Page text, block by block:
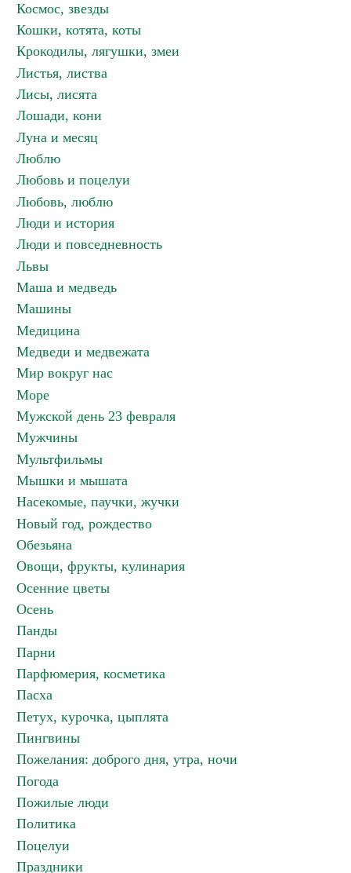
Космос, звезды
Кошки, котята, коты
Крокодилы, лягушки, змеи
Листья, листва
Лисы, лисята
Лошади, кони
Луна и месяц
Люблю
Любовь и поцелуи
Любовь, люблю
Люди и история
Люди и повседневность
Львы
Маша и медведь
Машины
Медицина
Медведи и медвежата
Мир вокруг нас
Море
Мужской день 23 февраля
Мужчины
Мультфильмы
Мышки и мышата
Насекомые, паучки, жучки
Новый год, рождество
Обезьяна
Овощи, фрукты, кулинария
Осенние цветы
Осень
Панды
Парни
Парфюмерия, косметика
Пасха
Петух, курочка, цыплята
Пингвины
Пожелания: доброго дня, утра, ночи
Погода
Пожилые люди
Политика
Поцелуи
Праздники